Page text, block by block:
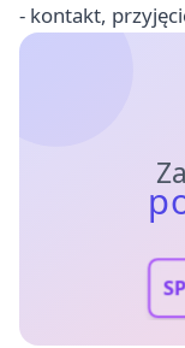
- kontakt,